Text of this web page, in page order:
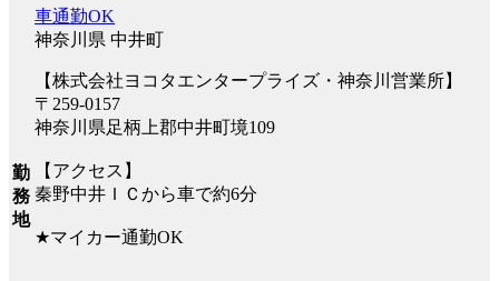
勤
務
地
車通勤OK
神奈川県 中井町
【株式会社ヨコタエンタープライズ・神奈川営業所】
〒259-0157
神奈川県足柄上郡中井町境109
【アクセス】
秦野中井ＩＣから車で約6分
★マイカー通勤OK